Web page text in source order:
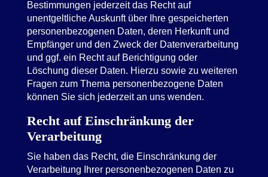
Bestimmungen jederzeit das Recht auf
unentgeltliche Auskunft über Ihre gespeicherten
personenbezogenen Daten, deren Herkunft und
Empfänger und den Zweck der Datenverarbeitung
und ggf. ein Recht auf Berichtigung oder
Löschung dieser Daten. Hierzu sowie zu weiteren
Fragen zum Thema personenbezogene Daten
können Sie sich jederzeit an uns wenden.
Recht auf Einschränkung der
Verarbeitung
Sie haben das Recht, die Einschränkung der
Verarbeitung Ihrer personenbezogenen Daten zu